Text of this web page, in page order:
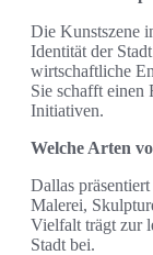
Die Kunstszene
Identität der
wirtschaftliche
Sie schafft
Initiativen.
Welche Arten
Dallas
Malerei,
Vielfalt trägt zur
Stadt bei.